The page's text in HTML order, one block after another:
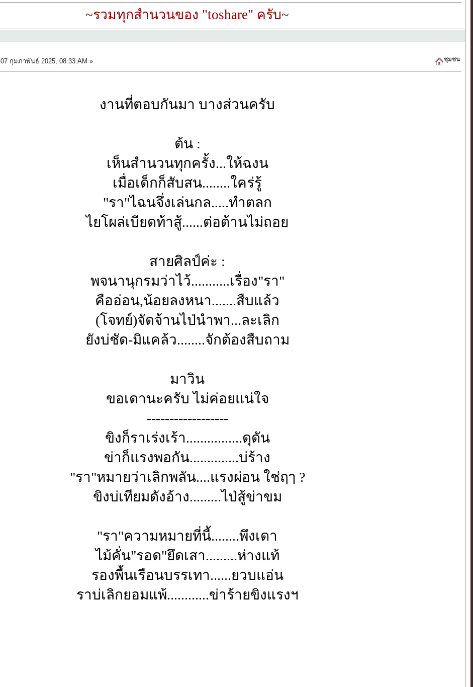
~รวมทุกสำนวนของ "toshare" ครับ~
07 กุมภาพันธ์ 2025, 08:33:AM » ชุมชน
งานที่ตอบกันมา บางส่วนครับ
ต้น :
เห็นสำนวนทุกครั้ง...ให้ฉงน
เมื่อเด็กก็สับสน........ใคร่รู้
"รา"ไฉนจึ่งเล่นกล.....ทำตลก
ไยโผล่เบียดท้าสู้......ต่อต้านไม่ถอย
สายศิลป์ค่ะ :
พจนานุกรมว่าไว้...........เรื่อง"รา"
คืออ่อน,น้อยลงหนา.......สืบแล้ว
(โจทย์)จัดจ้านไป่นำพา...ละเลิก
ยังบ่ชัด-มิแคล้ว........จักต้องสืบถาม
มาวิน
ขอเดานะครับ ไม่ค่อยแน่ใจ
------------------
ขิงก็ราเร่งเร้า................ดุดัน
ข่าก็แรงพอกัน..............บ่ร้าง
"รา"หมายว่าเลิกพลัน....แรงผ่อน ใช่ฤๅ ?
ขิงบ่เทียมดังอ้าง.........ไป่สู้ข่าขม
"รา"ความหมายที่นี้........พึงเดา
ไม้คั่น"รอด"ยึดเสา.........ห่างแท้
รองพื้นเรือนบรรเทา......ยวบแอ่น
ราบ่เลิกยอมแพ้............ข่าร้ายขิงแรงฯ